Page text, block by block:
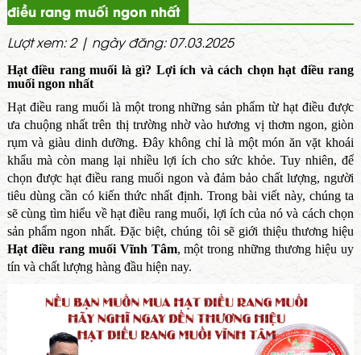
điều rang muối ngon nhất
Lượt xem: 2 | ngày đăng: 07.03.2025
Hạt điều rang muối là gì? Lợi ích và cách chọn hạt điều rang
muối ngon nhất
Hạt điều rang muối là một trong những sản phẩm từ hạt điều được
ưa chuộng nhất trên thị trường nhờ vào hương vị thơm ngon, giòn
rụm và giàu dinh dưỡng. Đây không chỉ là một món ăn vặt khoái
khẩu mà còn mang lại nhiều lợi ích cho sức khỏe. Tuy nhiên, để
chọn được hạt điều rang muối ngon và đảm bảo chất lượng, người
tiêu dùng cần có kiến thức nhất định. Trong bài viết này, chúng ta
sẽ cùng tìm hiểu về hạt điều rang muối, lợi ích của nó và cách chọn
sản phẩm ngon nhất. Đặc biệt, chúng tôi sẽ giới thiệu thương hiệu
Hạt điều rang muối Vĩnh Tâm, một trong những thương hiệu uy
tín và chất lượng hàng đầu hiện nay.